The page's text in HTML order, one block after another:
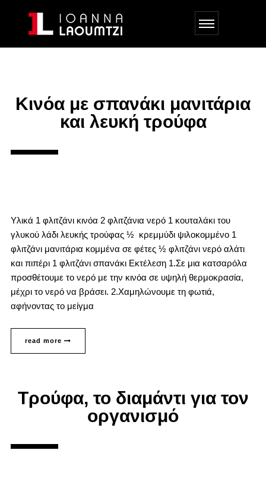
Κινόα με σπανάκι μανιτάρια
και λευκή τρούφα
Υλικά 1 φλιτζάνι κινόα 2 φλιτζάνια νερό 1 κουταλάκι του
γλυκού λάδι λευκής τρούφας ½ κρεμμύδι ψιλοκομμένο 1
φλιτζάνι μανιτάρια κομμένα σε φέτες ½ φλιτζάνι νερό αλάτι
και πιπέρι 1 φλιτζάνι σπανάκι Εκτέλεση 1.Σε μια κατσαρόλα
προσθέτουμε το νερό με την κινόα σε υψηλή θερμοκρασία,
μέχρι το νερό να βράσει. 2.Χαμηλώνουμε τη φωτιά,
αφήνοντας το μείγμα
read more
Τρούφα, το διαμάντι για τον
οργανισμό